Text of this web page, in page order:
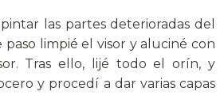
las partes deterioradas del
limpié el visor y aluciné con
Tras ello, lijé todo el orín, y
y procedí a dar varias capas